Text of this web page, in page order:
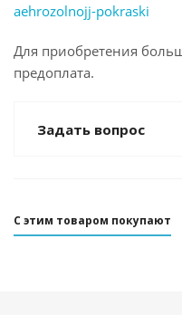
aehrozolnojj-pokraski
Для приобретения
предоплата.
Задать вопрос
С этим товаром покупают